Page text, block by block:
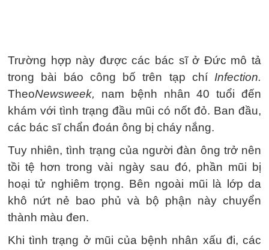
Trường hợp này được các bác sĩ ở Đức mô tả
trong bài báo công bố trên tạp chí Infection.
TheoNewsweek, nam bệnh nhân 40 tuổi đến
khám với tình trạng đầu mũi có nốt đỏ. Ban đầu,
các bác sĩ chẩn đoán ông bị cháy nắng.
Tuy nhiên, tình trạng của người đàn ông trở nên
tồi tệ hơn trong vài ngày sau đó, phần mũi bị
hoại tử nghiêm trọng. Bên ngoài mũi là lớp da
khô nứt nẻ bao phủ và bộ phận này chuyển
thành màu đen.
Khi tình trạng ở mũi của bệnh nhân xấu đi, các